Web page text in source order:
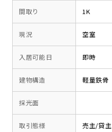
間取り 1K
現況 空室
入居可能日 即時
建物構造 軽量鉄骨
採光面
取引態様 売主/貸主